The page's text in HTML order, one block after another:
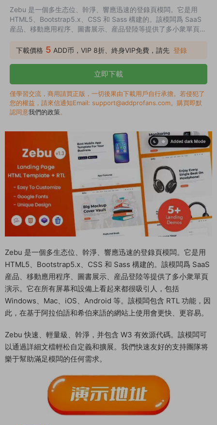
Zebu 是一個多生态位、幹淨、響應迅速的登錄頁模闆。它是用
HTML5、Bootstrap5.x、CSS 和 Sass 構建的。該模闆爲 SaaS
産品、移動應用程序、圖書展示、産品登陸等提供了多小衆單頁演
Mac、iOS、Android 等。該模闆包含 RTL 功能，因此，在基于阿
量級、幹淨，并包含 W3 有效源代碼。該模闆可以通過詳細文檔輕
松自定義和擴展。我們快速友...
下載價格 5 ADD币，VIP 8折、終身VIP免費，請先 登錄
立即下載
僅學習交流，商用請買正版，一切後果由下載用戶自行承擔。若侵犯了
您的權益，請來信通知Email: support@addprofans.com。購買即默
認同意我們的政策。
Zebu 是一個多生态位、幹淨、響應迅速的登錄頁模闆。它是用
HTML5、Bootstrap5.x、CSS 和 Sass 構建的。該模闆爲 SaaS
産品、移動應用程序、圖書展示、産品登陸等提供了多小衆單頁
演示。它在所有屏幕和設備上看起來都很吸引人，包括
Windows、Mac、iOS、Android 等。該模闆包含 RTL 功能，因
此，在基于阿拉伯語和希伯來語的網站上使用會更快、更容易。
Zebu 快速、輕量級、幹淨，并包含 W3 有效源代碼。該模闆可
以通過詳細文檔輕松自定義和擴展。我們快速友好的支持團隊将
樂于幫助滿足模闆的任何需求。